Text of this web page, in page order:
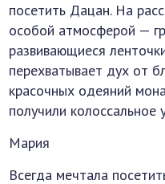
посетить Дацан. На
особой атмосферой —
развивающиеся
перехватывает дух от
красочных одеяний
получили колоссальное
Мария
Всегда мечтала